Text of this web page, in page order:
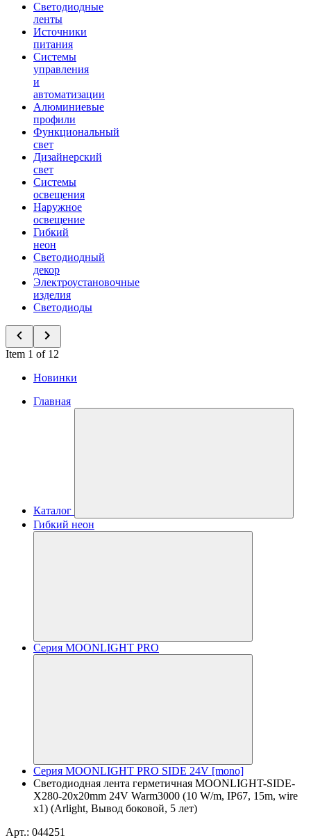
Светодиодные
ленты
Источники
питания
Системы
управления
и
автоматизации
Алюминиевые
профили
Функциональный
свет
Дизайнерский
свет
Системы
освещения
Наружное
освещение
Гибкий
неон
Светодиодный
декор
Электроустановочные
изделия
Светодиоды
Item 1 of 12
Новинки
Главная
Каталог
Гибкий неон
Серия MOONLIGHT PRO
Серия MOONLIGHT PRO SIDE 24V [mono]
Светодиодная лента герметичная MOONLIGHT-SIDE-
X280-20x20mm 24V Warm3000 (10 W/m, IP67, 15m, wire
x1) (Arlight, Вывод боковой, 5 лет)
Арт.: 044251